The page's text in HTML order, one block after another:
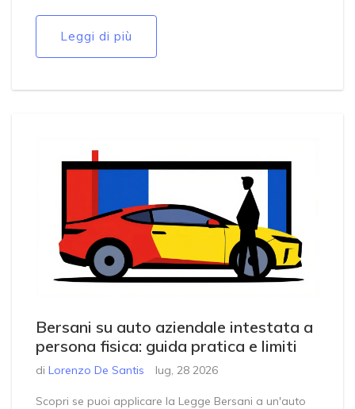
Leggi di più
Bersani su auto aziendale intestata a
persona fisica: guida pratica e limiti
di Lorenzo De Santis lug, 28 2026
Scopri se puoi applicare la Legge Bersani a un'auto